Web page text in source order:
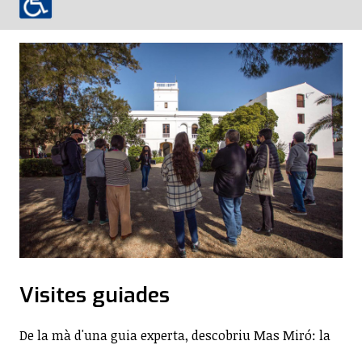
Visites guiades
De la mà d'una guia experta, descobriu Mas Miró: la